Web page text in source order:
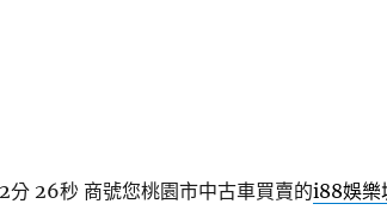
分 26秒商號您桃園市中古車買賣的i88娛樂